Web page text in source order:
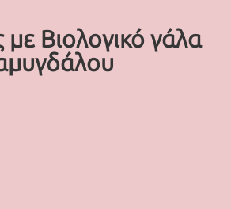
με Βιολογικό γάλα